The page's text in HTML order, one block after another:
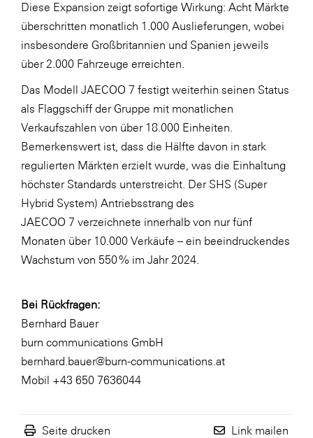
Diese Expansion zeigt sofortige Wirkung: Acht Märkte
überschritten monatlich 1.000 Auslieferungen, wobei
insbesondere Großbritannien und Spanien jeweils
über 2.000 Fahrzeuge erreichten.
Das Modell JAECOO 7 festigt weiterhin seinen Status
als Flaggschiff der Gruppe mit monatlichen
Verkaufszahlen von über 18.000 Einheiten.
Bemerkenswert ist, dass die Hälfte davon in stark
regulierten Märkten erzielt wurde, was die Einhaltung
höchster Standards unterstreicht. Der SHS (Super
Hybrid System) Antriebsstrang des
JAECOO 7 verzeichnete innerhalb von nur fünf
Monaten über 10.000 Verkäufe – ein beeindruckendes
Wachstum von 550 % im Jahr 2024.
Bei Rückfragen:
Bernhard Bauer
burn communications GmbH
bernhard.bauer@burn-communications.at
Mobil +43 650 7636044
Seite drucken Link mailen